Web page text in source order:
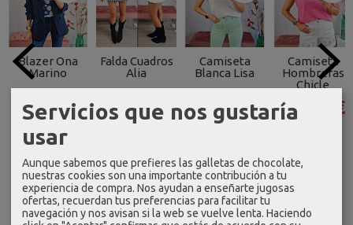
Blazer Ona
Marino
19,99 €
24,99 €
Falda Cuadros
Alia
12,50 €
24,99 €
Camiseta
Blanca Lisa
12,74 €
14,99 €
Camiseta
Hombreras
Chicle
15,29 €
Servicios que nos gustaría
usar
Aunque sabemos que prefieres las galletas de chocolate,
nuestras cookies son una importante contribución a tu
experiencia de compra. Nos ayudan a enseñarte jugosas
ofertas, recuerdan tus preferencias para facilitar tu
navegación y nos avisan si la web se vuelve lenta. Haciendo